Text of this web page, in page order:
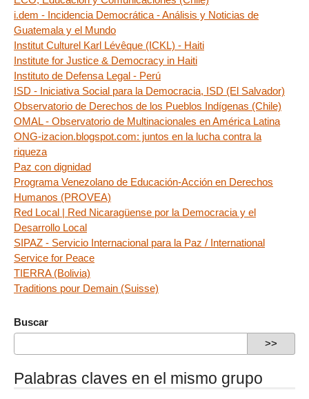
i.dem - Incidencia Democrática - Análisis y Noticias de
Guatemala y el Mundo
Institut Culturel Karl Lévêque (ICKL) - Haiti
Institute for Justice & Democracy in Haiti
Instituto de Defensa Legal - Perú
ISD - Iniciativa Social para la Democracia, ISD (El Salvador)
Observatorio de Derechos de los Pueblos Indígenas (Chile)
OMAL - Observatorio de Multinacionales en América Latina
ONG-izacion.blogspot.com: juntos en la lucha contra la
riqueza
Paz con dignidad
Programa Venezolano de Educación-Acción en Derechos
Humanos (PROVEA)
Red Local | Red Nicaragüense por la Democracia y el
Desarrollo Local
SIPAZ - Servicio Internacional para la Paz / International
Service for Peace
TIERRA (Bolivia)
Traditions pour Demain (Suisse)
Buscar
Palabras claves en el mismo grupo